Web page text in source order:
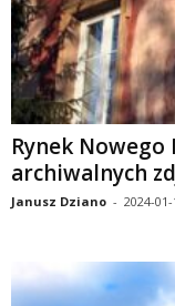
Rynek Nowego
archiwalnych
Janusz Dziano - 2024-01-